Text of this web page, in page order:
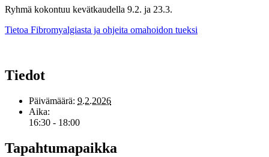
Ryhmä kokontuu kevätkaudella 9.2. ja 23.3.
Tietoa Fibromyalgiasta ja ohjeita omahoidon tueksi
Tiedot
Päivämäärä: 9.2.2026
Aika:
16:30 - 18:00
Tapahtumapaikka